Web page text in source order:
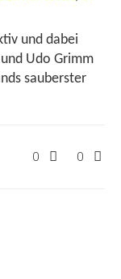
und dabei
Udo Grimm
sauberster
0 0